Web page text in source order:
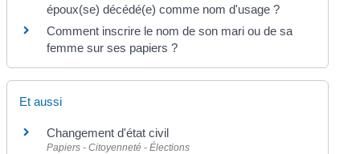
époux(se) décédé(e) comme nom d'usage ?
Comment inscrire le nom de son mari ou de sa
femme sur ses papiers ?
Et aussi
Changement d'état civil
Papiers - Citoyenneté - Élections